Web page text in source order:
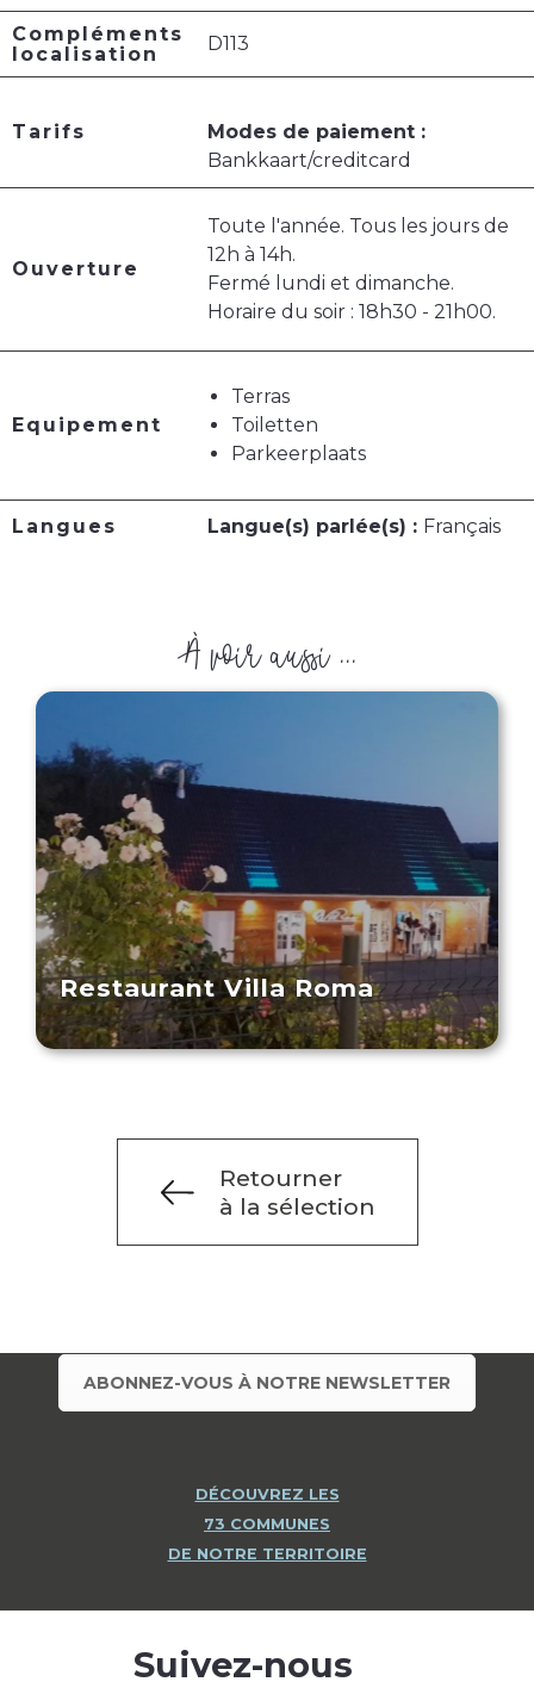
Compléments
localisation
D113
Tarifs
Modes de paiement :
Bankkaart/creditcard
Ouverture
Toute l'année. Tous les jours de
12h à 14h.
Fermé lundi et dimanche.
Horaire du soir : 18h30 - 21h00.
Equipement
Terras
Toiletten
Parkeerplaats
Langues Langue(s) parlée(s) : Français
À voir aussi ...
Restaurant Villa Roma
Retourner
à la sélection
ABONNEZ-VOUS À NOTRE NEWSLETTER
DÉCOUVREZ LES
73 COMMUNES
DE NOTRE TERRITOIRE
Suivez-nous